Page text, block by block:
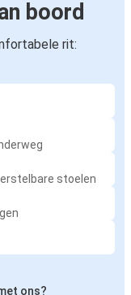
boord
rit:
stoelen
ons?